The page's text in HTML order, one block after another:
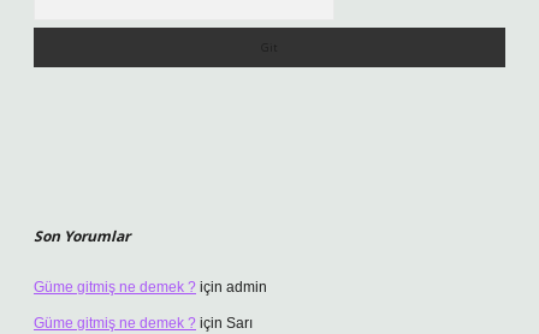
Son Yorumlar
Güme gitmiş ne demek ? için admin
Güme gitmiş ne demek ? için Sarı